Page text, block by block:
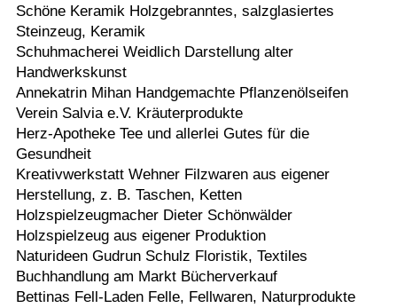
Schöne Keramik Holzgebranntes, salzglasiertes
Steinzeug, Keramik
Schuhmacherei Weidlich Darstellung alter
Handwerkskunst
Annekatrin Mihan Handgemachte Pflanzenölseifen
Verein Salvia e.V. Kräuterprodukte
Herz-Apotheke Tee und allerlei Gutes für die
Gesundheit
Kreativwerkstatt Wehner Filzwaren aus eigener
Herstellung, z. B. Taschen, Ketten
Holzspielzeugmacher Dieter Schönwälder
Holzspielzeug aus eigener Produktion
Naturideen Gudrun Schulz Floristik, Textiles
Buchhandlung am Markt Bücherverkauf
Bettinas Fell-Laden Felle, Fellwaren, Naturprodukte